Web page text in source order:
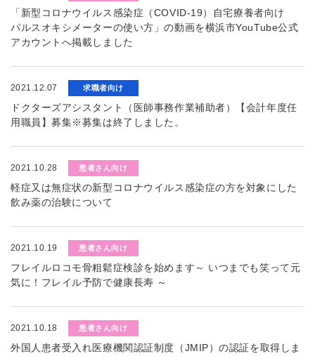
「新型コロナウイルス感染症（COVID-19）自宅療養者向け
パルスオキシメーターの使い方」の動画を横浜市YouTube公式
アカウントへ掲載しました
2021.12.07 求職者向け
ドクターズアシスタント（医師事務作業補助者）【会計年度任
用職員】募集※募集は終了しました。
2021.10.28 患者さん向け
軽症又は無症状の新型コロナウイルス感染症の方を対象にした
飲み薬の治験について
2021.10.19 患者さん向け
フレイルロコモ骨粗鬆症検診を始めます～ いつまでも笑って元
気に！フレイル予防で健康長寿 ～
2021.10.18 患者さん向け
外国人患者受入れ医療機関認証制度（JMIP）の認証を取得しま